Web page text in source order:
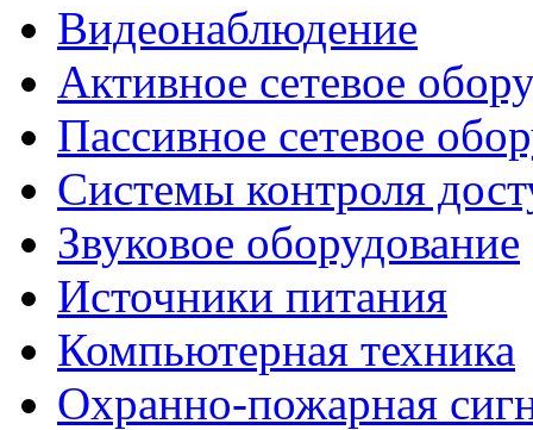
Видеонаблюдение
Активное сетевое
Пассивное сетевое
Системы контроля
Звуковое оборудование
Источники питания
Компьютерная техника
Охранно-пожарная